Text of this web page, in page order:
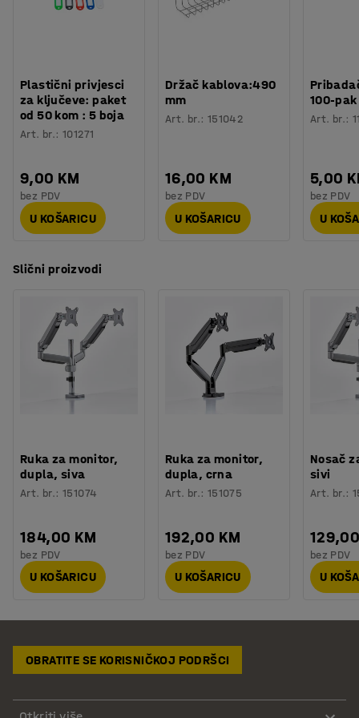
Plastični privjesci
za ključeve: paket
od 50 kom : 5 boja
Art. br.:101271
9,00 KM
bez PDV
U KOŠARICU
Držač kablova:490
mm
Art. br.: 151042
16,00 KM
bez PDV
U KOŠARICU
100-pak
Art. br.:
5,00
bez PDV
U
Slični proizvodi
Ruka za monitor,
dupla, siva
Art. br.:151074
184,00 KM
bez PDV
U KOŠARICU
Ruka za monitor,
dupla, crna
Art. br.: 151075
192,00 KM
bez PDV
U KOŠARICU
Nosač
sivi
Art. br.:
bez PDV
U
OBRATITE SE KORISNIČKOJ PODRŠCI